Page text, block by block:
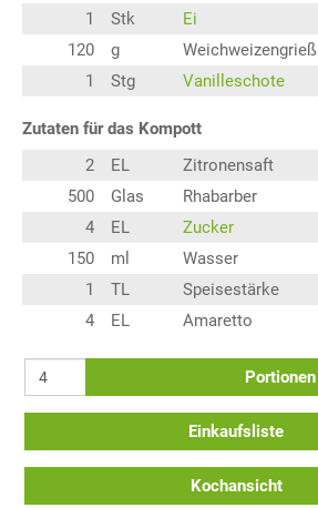
1
Stk
Ei
120
g
Weichweizengrieß
1
Stg Vanilleschote
Zutaten für das Kompott
2
EL
Zitronensaft
500
Glas
Rhabarber
4
EL
Zucker
150
ml
Wasser
1
TL
Speisestärke
4
EL Amaretto
Portionen
Einkaufsliste
Kochansicht